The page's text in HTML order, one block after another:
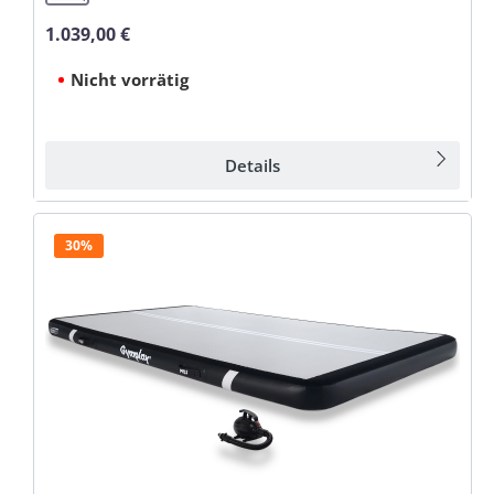
Regulärer Preis:
1.039,00 €
Nicht vorrätig
Details
30%